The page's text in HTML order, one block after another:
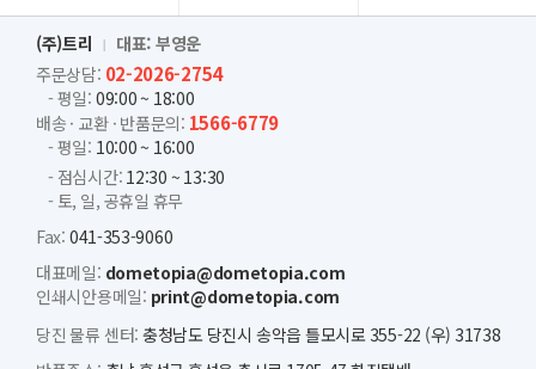
(주)트리
대표: 부영운
주문상담: 02-2026-2754
- 평일: 09:00 ~ 18:00
배송 · 교환 · 반품문의: 1566-6779
- 평일: 10:00 ~ 16:00
- 점심시간: 12:30 ~ 13:30
- 토, 일, 공휴일 휴무
Fax: 041-353-9060
대표메일: dometopia@dometopia.com
인쇄시안용메일: print@dometopia.com
당진 물류 센터: 충청남도 당진시 송악읍 틀모시로 355-22 (우) 31738